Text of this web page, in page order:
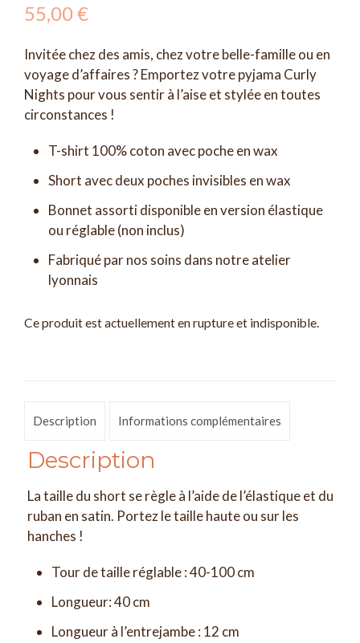
55,00€
Invitée chez des amis, chez votre belle-famille ou en
voyage d’affaires ? Emportez votre pyjama Curly
Nights pour vous sentir à l’aise et stylée en toutes
circonstances !
T-shirt 100% coton avec poche en wax
Short avec deux poches invisibles en wax
Bonnet assorti disponible en version élastique
ou réglable (non inclus)
Fabriqué par nos soins dans notre atelier
lyonnais
Ce produit est actuellement en rupture et indisponible.
Description Informations complémentaires
Description
La taille du short se règle à l’aide de l’élastique et du
ruban en satin. Portez le taille haute ou sur les
hanches !
Tour de taille réglable : 40-100 cm
Longueur: 40 cm
Longueur à l’entrejambe : 12 cm